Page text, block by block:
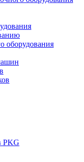
оборудования
PKG